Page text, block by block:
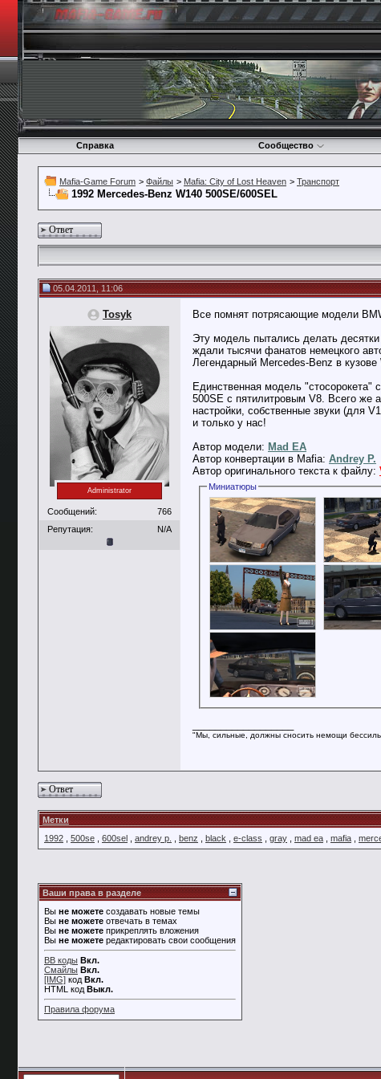
Справка Сообщество
Mafia-Game Forum > Файлы > Mafia: City of Lost Heaven > Транспорт
1992 Mercedes-Benz W140 500SE/600SEL
Ответ
05.04.2011, 11:06
Tosyk
Administrator
Сообщений:
766
Репутация:
N/A
Все помнят потрясающие модели
Эту модель пытались делать
ждали тысячи фанатов немецкого
Легендарный Mercedes-Benz в
Единственная модель
500SE с пятилитровым V8. Всего же
настройки, собственные звуки (для
и только у нас!
Автор модели: Mad EA
Автор конвертации в Mafia: Andrey P.
Автор оригинального текста к файлу:
Миниатюры
"Мы, сильные, должны сносить немощи
Ответ
Метки
1992
500se 600sel andrey p. benz black e-class gray mad ea mafia
Ваши права в разделе
Вы не можете создавать новые темы
Вы не можете отвечать в темах
Вы не можете прикреплять вложения
Вы не можете редактировать свои сообщения
BB коды Вкл.
Смайлы Вкл.
[IMG] код Вкл.
HTML код Выкл.
Правила форума